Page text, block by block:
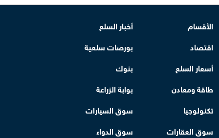
الأقسام
أخبار السلع
اقتصاد
بورصات سلعية
أسعار السلع
بنوك
طاقة ومعادن
بوابة الزراعة
تكنولوجيا
سوق السيارات
سوق العقارات
سوق الدواء